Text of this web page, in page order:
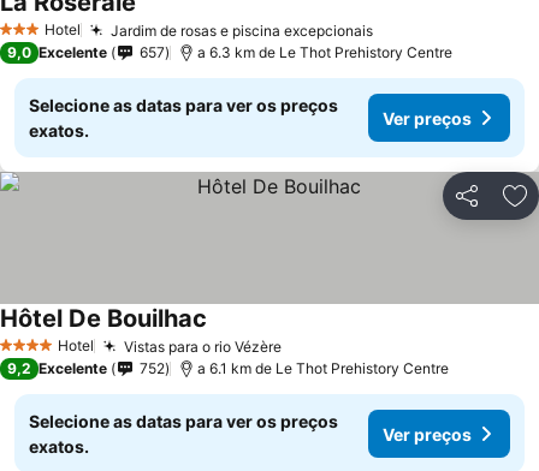
3 EstrelasHotel Jardim de rosas e piscina excepcionais
9,0 Excelente 657 a 6.3 km de Le Thot Prehistory Centre
Selecione as datas para ver os preços
exatos.
Ver preços
Partilhar
4 EstrelasHotel Vistas para o rio Vézère
Hôtel De Bouilhac
9,2 Excelente 752 a 6.1 km de Le Thot Prehistory Centre
Selecione as datas para ver os preços
exatos.
Ver preços